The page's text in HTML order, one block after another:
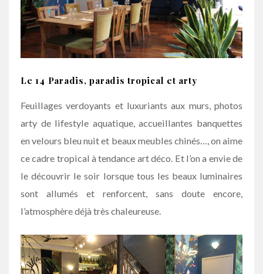
Le 14 Paradis, paradis tropical et arty
Feuillages verdoyants et luxuriants aux murs, photos
arty de lifestyle aquatique, accueillantes banquettes
en velours bleu nuit et beaux meubles chinés…, on aime
ce cadre tropical à tendance art déco. Et l’on a envie de
le découvrir le soir lorsque tous les beaux luminaires
sont allumés et renforcent, sans doute encore,
l’atmosphère déjà très chaleureuse.